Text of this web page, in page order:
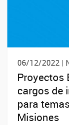
06/12/2022 |
Proyectos
cargos de
para
Misiones